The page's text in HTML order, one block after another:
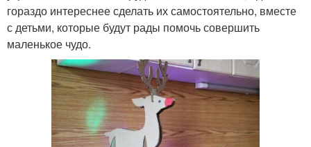
гораздо интереснее сделать их самостоятельно, вместе
с детьми, которые будут рады помочь совершить
маленькое чудо.